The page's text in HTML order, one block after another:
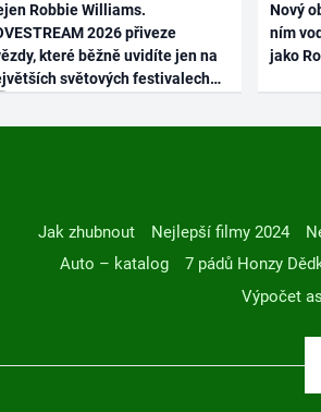
Robbie Williams.
2026 přiveze
které běžně uvidíte jen na
světových festivalech
Nový
ním
jako
Jak zhubnout Nejlepší filmy 2024
Auto – katalog
7 pádů Honzy
Výpočet